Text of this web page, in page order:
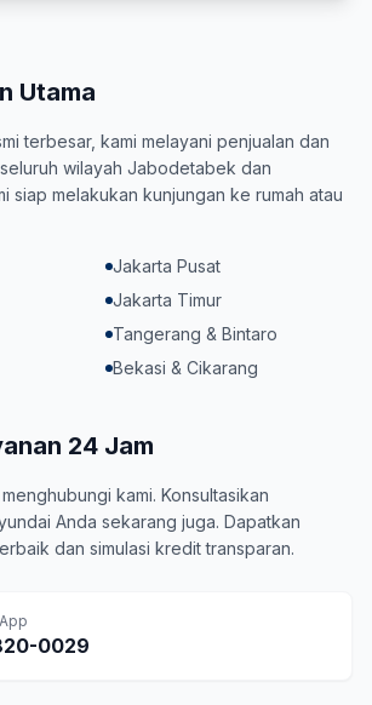
Utama
terbesar, kami melayani penjualan dan
wilayah Jabodetabek dan
siap melakukan kunjungan ke rumah atau
Jakarta Pusat
Jakarta Timur
Tangerang & Bintaro
Bekasi & Cikarang
24 Jam
kami. Konsultasikan
Anda sekarang juga. Dapatkan
dan simulasi kredit transparan.
0029